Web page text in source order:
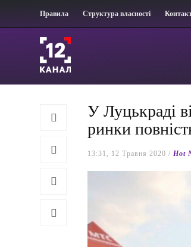
Правила Структура власності
У Луцькраді
ринки
13:31, 12 Травня 2020 /Hot